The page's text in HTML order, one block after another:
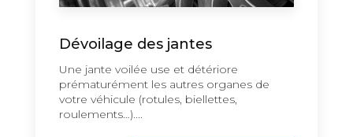
Dévoilage des jantes
Une jante voilée use et détériore
prématurément les autres organes de
votre véhicule (rotules, biellettes,
roulements…)....